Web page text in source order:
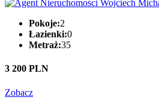
Pokoje:2
Łazienki:0
Metraż:35
3 200 PLN
Zobacz